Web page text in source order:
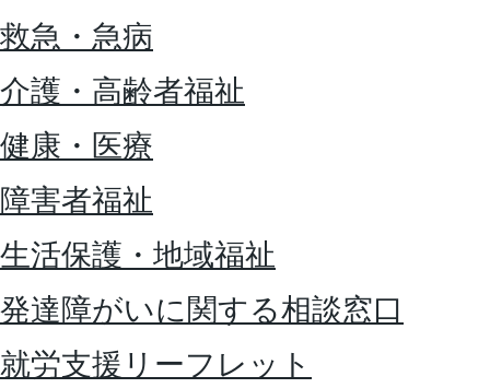
救急・急病
介護・高齢者福祉
健康・医療
障害者福祉
生活保護・地域福祉
発達障がいに関する相談窓口
就労支援リーフレット